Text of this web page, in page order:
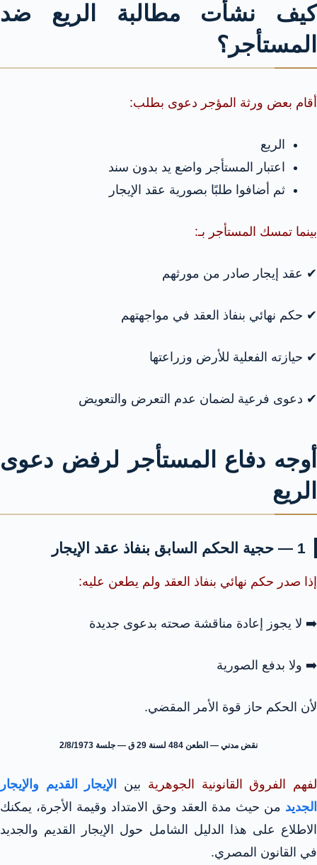
كيف نشأت مطالبة الريع ضد
المستأجر؟
أقام بعض ورثة المؤجر دعوى بطلب:
الريع
اعتبار المستأجر واضع يد بدون سند
ثم أضافوا طلبًا بصورية عقد الإيجار
بينما تمسك المستأجر بـ:
✔ عقد إيجار صادر من مورثهم
✔ حكم نهائي بنفاذ العقد في مواجهتهم
✔ حيازته الفعلية للأرض وزراعتها
✔ دعوى فرعية لضمان عدم التعرض والتعويض
أوجه دفاع المستأجر لرفض دعوى
الريع
1 — حجية الحكم السابق بنفاذ عقد الإيجار
إذا صدر حكم نهائي بنفاذ العقد ولم يطعن عليه:
➡️ لا يجوز إعادة مناقشة صحته بدعوى جديدة
➡️ ولا بدفع الصورية
لأن الحكم حاز قوة الأمر المقضي.
نقض مدني — الطعن 484 لسنة 29 ق — جلسة 2/8/1973
لفهم الفروق القانونية الجوهرية بين
الإيجار القديم والإيجار
الجديد من حيث مدة العقد وحق الامتداد وقيمة الأجرة، يمكنك
الاطلاع على هذا الدليل الشامل حول الإيجار القديم والجديد
في القانون المصري.